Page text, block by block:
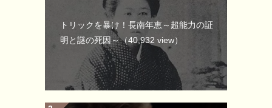
トリックを暴け！長南年恵～超能力の証
明と謎の死因～（40,932 view）